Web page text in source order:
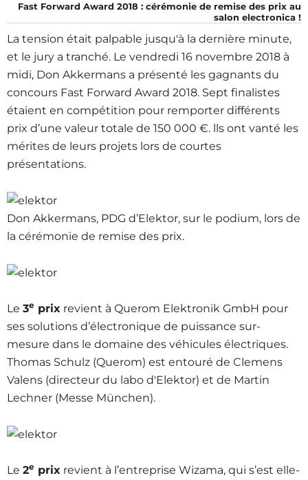
Fast Forward Award 2018 : cérémonie de remise des prix au
salon electronica !
La tension était palpable jusqu'à la dernière minute,
et le jury a tranché. Le vendredi 16 novembre 2018 à
midi, Don Akkermans a présenté les gagnants du
concours Fast Forward Award 2018. Sept finalistes
étaient en compétition pour remporter différents
prix d’une valeur totale de 150 000 €. lls ont vanté les
mérites de leurs projets lors de courtes
présentations.
Don Akkermans, PDG d’Elektor, sur le podium, lors de
la cérémonie de remise des prix.
Le 3e prix revient à Querom Elektronik GmbH pour
ses solutions d’électronique de puissance sur-
mesure dans le domaine des véhicules électriques.
Thomas Schulz (Querom) est entouré de Clemens
Valens (directeur du labo d'Elektor) et de Martin
Lechner (Messe München).
Le 2e prix revient à l’entreprise Wizama, qui s’est elle-